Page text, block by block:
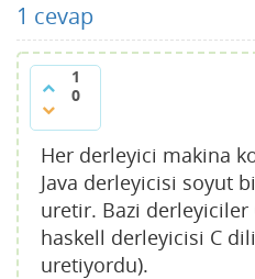
1 cevap
1
0
Her derleyici makina
Java derleyicisi soyut
uretir. Bazi
haskell derleyicisi C
uretiyordu).